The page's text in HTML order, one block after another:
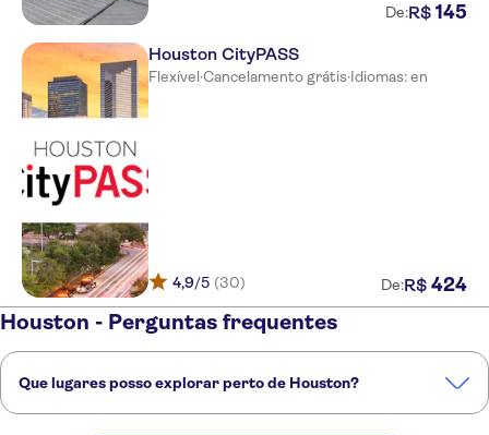
De:R$ 145
Houston CityPASS
Flexível·Cancelamento grátis·Idiomas: en
4,9/5 (30) De:R$ 424
Houston - Perguntas frequentes
Que lugares posso explorar perto de Houston?